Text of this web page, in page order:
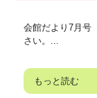
会館だより7月
さい。...
もっと読む